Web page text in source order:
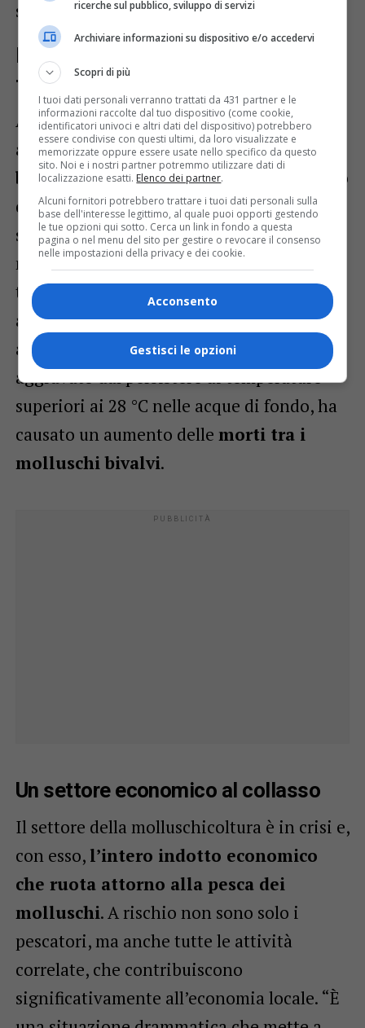
sopravvivenza.
Il ruolo del granchio blu e delle alte
temperature
A peggiorare ulteriormente la situazione è
anche la presenza invasiva delgranchio
blu, specie aliena che minaccia l’equilibrio
dell’ecosistema marino locale. La crisi è
stata acuita dall’evento alluvionale del
maggio 2024, che ha innalzato la
temperatura dell’acqua marina, con un
aumento medio di 1,5 °C negli ultimi 40
anni. Tale innalzamento termico,
aggravato dal persistere di temperature
superiori ai 28 °C nelle acque di fondo, ha
causato un aumento delle morti tra i
molluschi bivalvi.
Un settore economico al collasso
Il settore della molluschicoltura è in crisi e,
con esso, l’intero indotto economico
che ruota attorno alla pesca dei
molluschi. A rischio non sono solo i
pescatori, ma anche tutte le attività
correlate, che contribuiscono
significativamente all’economia locale. “È
ricerche sul pubblico, sviluppo di servizi
Archiviare informazioni su dispositivo e/o accedervi
Scopri di più
I tuoi dati personali verranno trattati da 431 partner e le
informazioni raccolte dal tuo dispositivo (come cookie,
identificatori univoci e altri dati del dispositivo) potrebbero
essere condivise con questi ultimi, da loro visualizzate e
memorizzate oppure essere usate nello specifico da questo
sito. Noi e i nostri partner potremmo utilizzare dati di
localizzazione esatti. Elenco dei partner.
Alcuni fornitori potrebbero trattare i tuoi dati personali sulla
base dell'interesse legittimo, al quale puoi opporti gestendo
le tue opzioni qui sotto. Cerca un link in fondo a questa
pagina o nel menu del sito per gestire o revocare il consenso
nelle impostazioni della privacy e dei cookie.
Acconsento
Gestisci le opzioni